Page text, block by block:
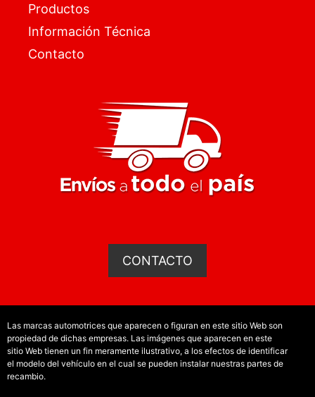
Productos
Información Técnica
Contacto
CONTACTO
Las marcas automotrices que aparecen o figuran en este sitio Web son
propiedad de dichas empresas. Las imágenes que aparecen en este
sitio Web tienen un fin meramente ilustrativo, a los efectos de identificar
el modelo del vehículo en el cual se pueden instalar nuestras partes de
recambio.